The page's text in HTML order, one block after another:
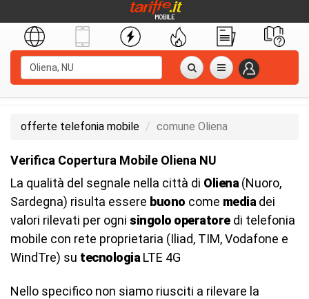
offerte telefonia mobile comune Oliena
Verifica Copertura Mobile Oliena NU
La qualità del segnale nella città di Oliena (Nuoro,
Sardegna) risulta essere buono come media dei
valori rilevati per ogni singolo operatoredi telefonia
mobile con rete proprietaria (Iliad, TIM, Vodafone e
WindTre) su tecnologia LTE 4G
Nello specifico non siamo riusciti a rilevare la